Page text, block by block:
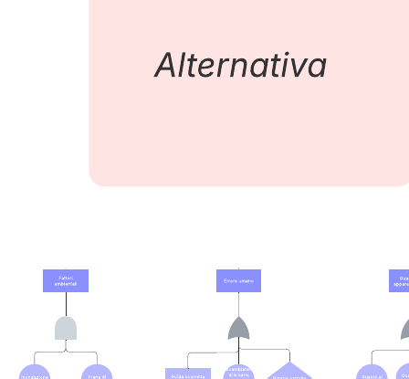
Vai al modello Confronto e contrasto